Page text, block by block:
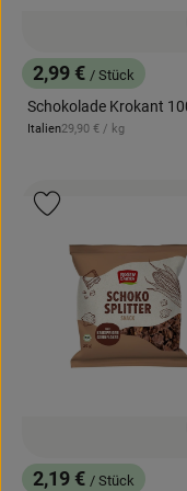
, Preis:
2,99 € / Stück
Schokolade Krokant
, Herkunft:
Italien, Referenzpreis:
29,90 € / kg
2,19 € / Stück
Produkt zu